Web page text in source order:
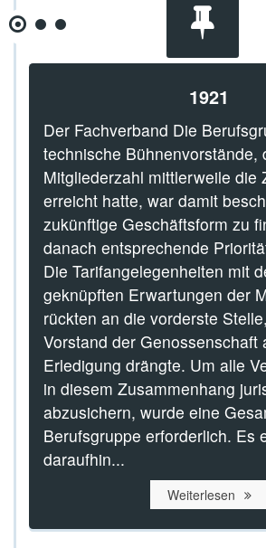
1921
Der Fachverband Die
technische Bühnenvorstände,
Mitgliederzahl mittlerweile die
erreicht hatte, war damit
zukünftige Geschäftsform zu
danach entsprechende
Die Tarifangelegenheiten mit
geknüpften Erwartungen der
rückten an die vorderste
Vorstand der Genossenschaft
Erledigung drängte. Um alle
in diesem Zusammenhang
abzusichern, wurde eine
Berufsgruppe erforderlich. Es
daraufhin...
Weiterlesen